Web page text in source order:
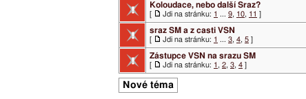
Koloudace, nebo další Sraz?
[ Jdi na stránku: 1 ... 9, 10, 11 ]
sraz SM a z casti VSN
[ Jdi na stránku: 1 ... 3, 4, 5 ]
Zástupce VSN na srazu SM
[ Jdi na stránku: 1 , 2, 3, 4 ]
Nové téma